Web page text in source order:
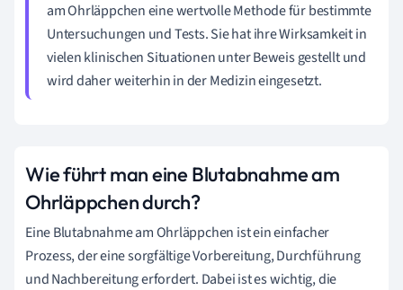
am Ohrläppchen eine wertvolle Methode für bestimmte
Untersuchungen und Tests. Sie hat ihre Wirksamkeit in
vielen klinischen Situationen unter Beweis gestellt und
wird daher weiterhin in der Medizin eingesetzt.
Wie führt man eine Blutabnahme am
Ohrläppchen durch?
Eine Blutabnahme am Ohrläppchen ist ein einfacher
Prozess, der eine sorgfältige Vorbereitung, Durchführung
und Nachbereitung erfordert. Dabei ist es wichtig, die